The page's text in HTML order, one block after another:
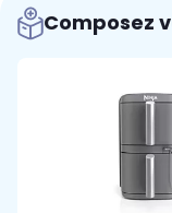
Composez